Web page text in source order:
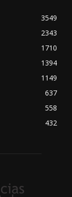
3549
2343
1710
1394
1149
637
558
432